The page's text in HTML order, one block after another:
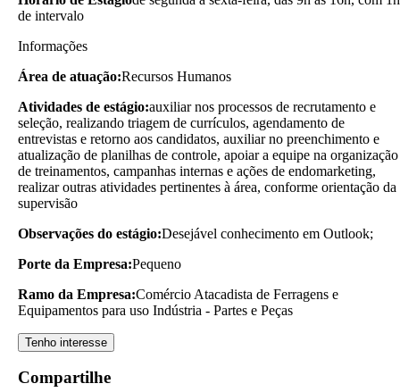
de intervalo
Informações
Área de atuação:Recursos Humanos
Atividades de estágio:auxiliar nos processos de recrutamento e
seleção, realizando triagem de currículos, agendamento de
entrevistas e retorno aos candidatos, auxiliar no preenchimento e
atualização de planilhas de controle, apoiar a equipe na organização
de treinamentos, campanhas internas e ações de endomarketing,
realizar outras atividades pertinentes à área, conforme orientação da
supervisão
Observações do estágio:Desejável conhecimento em Outlook;
Porte da Empresa:Pequeno
Ramo da Empresa:Comércio Atacadista de Ferragens e
Equipamentos para uso Indústria - Partes e Peças
Tenho interesse
Compartilhe